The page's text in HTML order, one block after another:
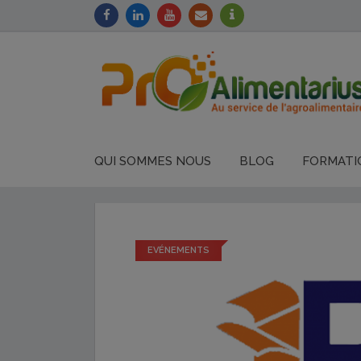
QUI SOMMES NOUS BLOG
EVÉNEMENTS